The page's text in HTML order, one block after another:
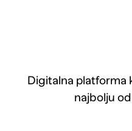
Digitalna platforma
najbolju